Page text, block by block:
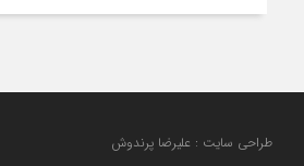
طراحی سایت : علیرضا پرندوش